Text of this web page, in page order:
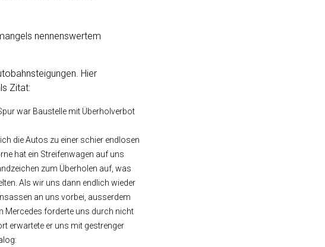
nennenswertem
Hier
Zitat:
war Baustelle mit Überholverbot
die Autos zu einer schier endlosen
hat ein Streifenwagen auf uns
zum Überholen auf, was
Als wir uns dann endlich wieder
an uns vorbei, ausserdem
Mercedes forderte uns durch nicht
erwartete er uns mit gestrenger